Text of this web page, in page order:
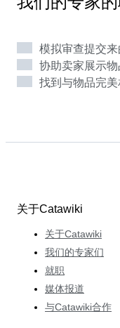
90年代生产的限量
Ger与钢笔界的卖家
此，每个星期我们都
模拟审查提交来
协助卖家展示物
找到与物品完
关于Catawiki
关于Catawiki
我们的专家们
就职
媒体报道
与Catawiki合作